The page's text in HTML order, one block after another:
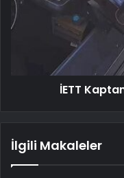
İETT
İlgili Makaleler